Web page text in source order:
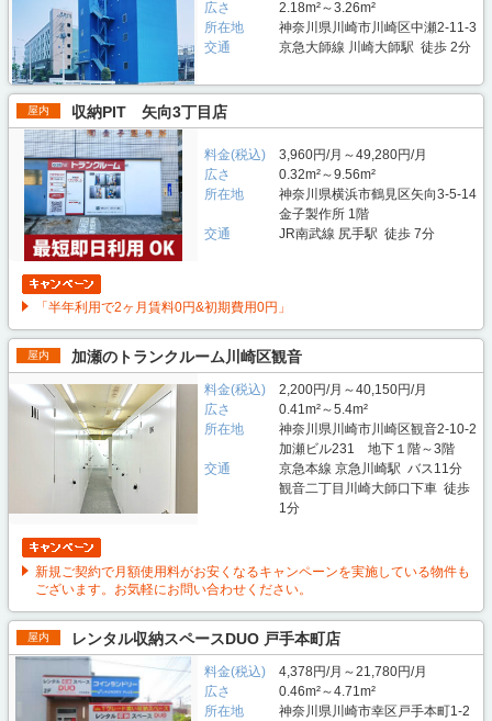
広さ
2.18m²～3.26m²
所在地
神奈川県川崎市川崎区中瀬2-11-3
交通
京急大師線 川崎大師駅 徒歩 2分
屋内 収納PIT 矢向3丁目店
料金(税込)
3,960円/月～49,280円/月
広さ
0.32m²～9.56m²
所在地
神奈川県横浜市鶴見区矢向3-5-14
金子製作所 1階
交通
JR南武線 尻手駅 徒歩 7分
「半年利用で2ヶ月賃料0円&初期費用0円」
屋内 加瀬のトランクルーム川崎区観音
料金(税込)
2,200円/月～40,150円/月
広さ
0.41m²～5.4m²
所在地
神奈川県川崎市川崎区観音2-10-2
加瀬ビル231 地下１階～3階
交通
京急本線 京急川崎駅 バス11分
観音二丁目川崎大師口下車 徒歩
1分
新規ご契約で月額使用料がお安くなるキャンペーンを実施している物件も
ございます。お気軽にお問い合わせください。
屋内 レンタル収納スペースDUO 戸手本町店
料金(税込)
4,378円/月～21,780円/月
広さ
0.46m²～4.71m²
所在地
神奈川県川崎市幸区戸手本町1-2